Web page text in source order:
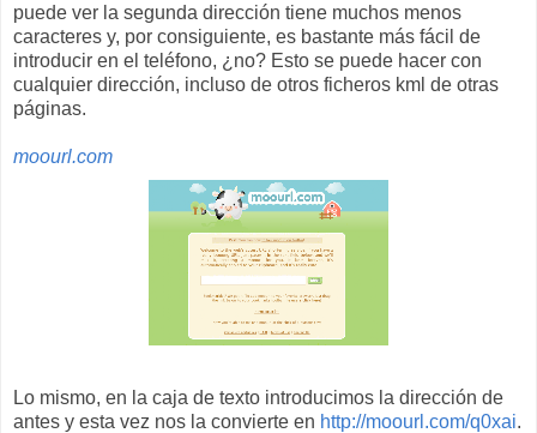
puede ver la segunda dirección tiene muchos menos
caracteres y, por consiguiente, es bastante más fácil de
introducir en el teléfono, ¿no? Esto se puede hacer con
cualquier dirección, incluso de otros ficheros kml de otras
páginas.
moourl.com
Lo mismo, en la caja de texto introducimos la dirección de
antes y esta vez nos la convierte en http://moourl.com/q0xai.